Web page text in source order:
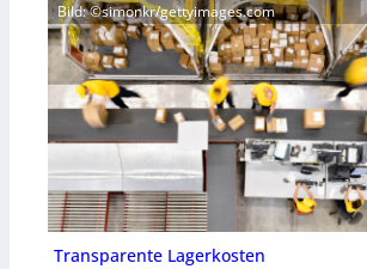
Bild: ©simonkr/gettyimages.com
Transparente Lagerkosten